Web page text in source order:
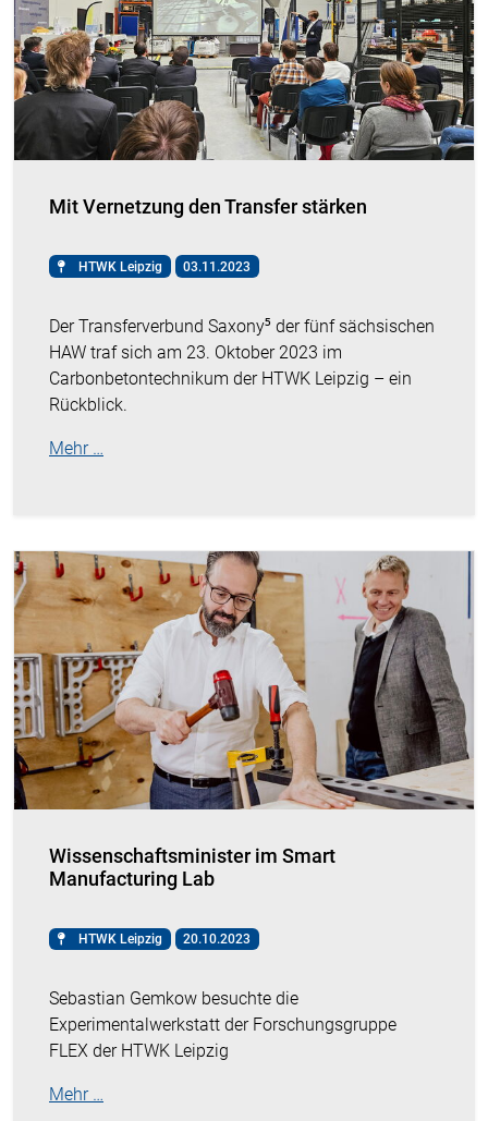
Mit Vernetzung den Transfer stärken
HTWK Leipzig 03.11.2023
Der Transferverbund Saxony⁵ der fünf sächsischen
HAW traf sich am 23. Oktober 2023 im
Carbonbetontechnikum der HTWK Leipzig – ein
Rückblick.
Mehr …
Wissenschaftsminister im Smart
Manufacturing Lab
HTWK Leipzig 20.10.2023
Sebastian Gemkow besuchte die
Experimentalwerkstatt der Forschungsgruppe
FLEX der HTWK Leipzig
Mehr …